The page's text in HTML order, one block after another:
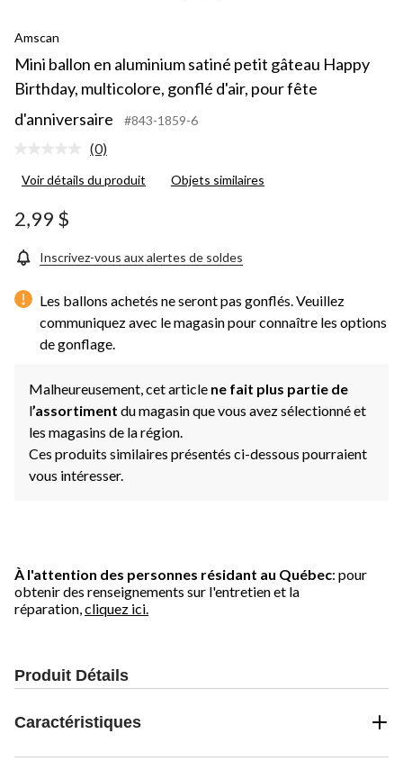
Amscan
Mini ballon en aluminium satiné petit gâteau Happy
Birthday, multicolore, gonflé d'air, pour fête
d'anniversaire
#843-1859-6
Aucune
pour
la
même
(0)
Voir détails du produit Objets similaires
2,99 $
Inscrivez-vous aux alertes de soldes
Les ballons achetés ne seront pas gonflés. Veuillez
communiquez avec le magasin pour connaître les options
de gonflage.
Malheureusement, cet article ne fait plus partie de
l’assortiment du magasin que vous avez sélectionné et
les magasins de la région.
Ces produits similaires présentés ci-dessous pourraient
vous intéresser.
À l'attention des personnes résidant au Québec: pour
obtenir des renseignements sur l'entretien et la
réparation, cliquez ici.
Produit Détails
Caractéristiques